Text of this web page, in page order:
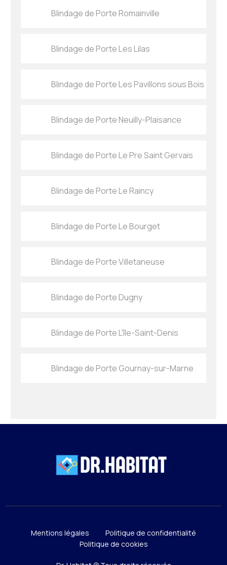
Blindage de Porte Romainville
Blindage de Porte Les Lilas
Blindage de Porte Les Pavillons sous Bois
Blindage de Porte Neuilly-Plaisance
Blindage de Porte Le Pre Saint Gervais
Blindage de Porte Le Raincy
Blindage de Porte Le Bourget
Blindage de Porte Villetaneuse
Blindage de Porte Dugny
Blindage de Porte L'île-Saint-Denis
Blindage de Porte Gournay-sur-Marne
Mentions légales
Politique de confidentialité
Politique de cookies